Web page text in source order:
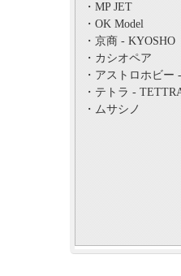
・MP JET
・OK Model
・京商 - KYOSHO
・カシオペア
・アストロホビー
・テトラ -
・ムサシノ